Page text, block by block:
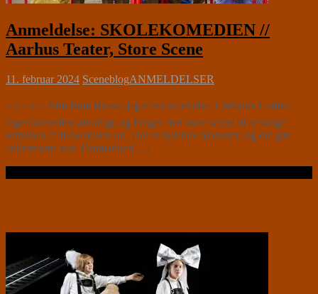
Anmeldelse: SKOLEKOMEDIEN //
Aarhus Teater, Store Scene
11. februar 2024 SceneblogANMELDELSER
⭐⭐⭐⭐⭐ Bim Bam Busse, jeg er en haletudse. Christian Lollike
tager komedien alvorligt, og bruger den store scene til at skrige
kritikken af folkeskolen ud. Det er hylende morsomt, og det gør
eddermame nas. Dramatiker[…]